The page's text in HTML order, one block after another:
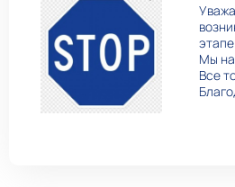
Мы
Все